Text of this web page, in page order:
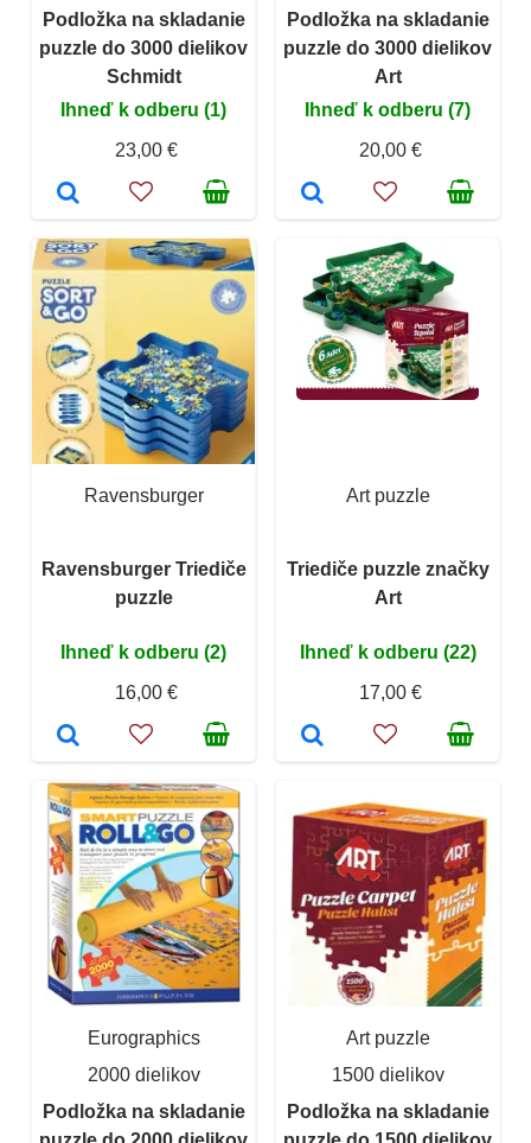
Podložka na skladanie
puzzle do 3000 dielikov
Schmidt
Ihneď k odberu (1)
23,00 €
Podložka na skladanie
puzzle do 3000 dielikov
Art
Ihneď k odberu (7)
20,00 €
Ravensburger
Ravensburger Triediče
puzzle
Ihneď k odberu (2)
16,00 €
Art puzzle
Triediče puzzle značky
Art
Ihneď k odberu (22)
17,00 €
Eurographics
2000 dielikov
Podložka na skladanie
Art puzzle
1500 dielikov
Podložka na skladanie